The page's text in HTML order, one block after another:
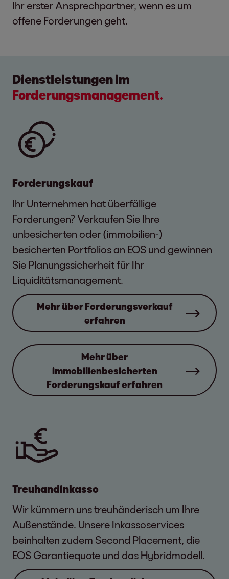
Ihr erster Ansprechpartner, wenn es um
offene Forderungen geht.
Dienstleistungen im
Forderungsmanagement.
Forderungskauf
Ihr Unternehmen hat überfällige
Forderungen? Verkaufen Sie Ihre
unbesicherten oder (immobilien-)
besicherten Portfolios an EOS und gewinnen
Sie Planungssicherheit für Ihr
Liquiditätsmanagement.
Mehr über Forderungsverkauf
erfahren
Mehr über
immobilienbesicherten
Forderungskauf erfahren
Treuhandinkasso
Wir kümmern uns treuhänderisch um Ihre
Außenstände. Unsere Inkassoservices
beinhalten zudem Second Placement, die
EOS Garantiequote und das Hybridmodell.